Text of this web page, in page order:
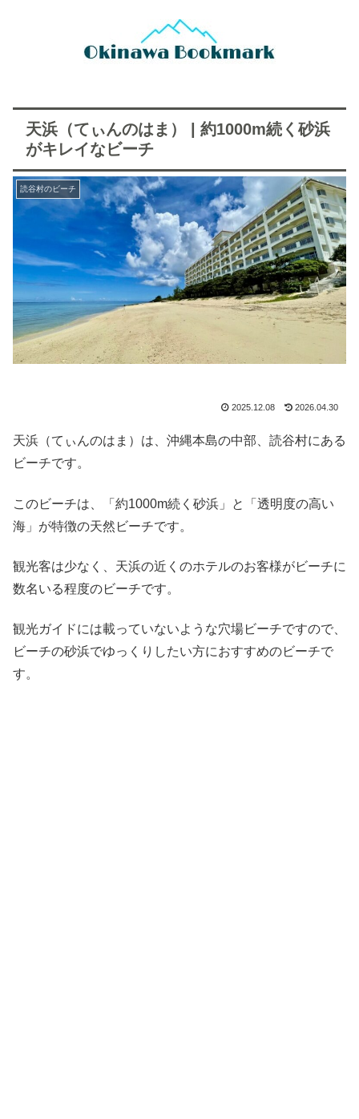
天浜（てぃんのはま） | 約1000m続く砂浜
がキレイなビーチ
読谷村のビーチ
2025.12.08 2026.04.30
天浜（てぃんのはま）は、沖縄本島の中部、読谷村にある
ビーチです。
このビーチは、「約1000m続く砂浜」と「透明度の高い
海」が特徴の天然ビーチです。
観光客は少なく、天浜の近くのホテルのお客様がビーチに
数名いる程度のビーチです。
観光ガイドには載っていないような穴場ビーチですので、
ビーチの砂浜でゆっくりしたい方におすすめのビーチで
す。